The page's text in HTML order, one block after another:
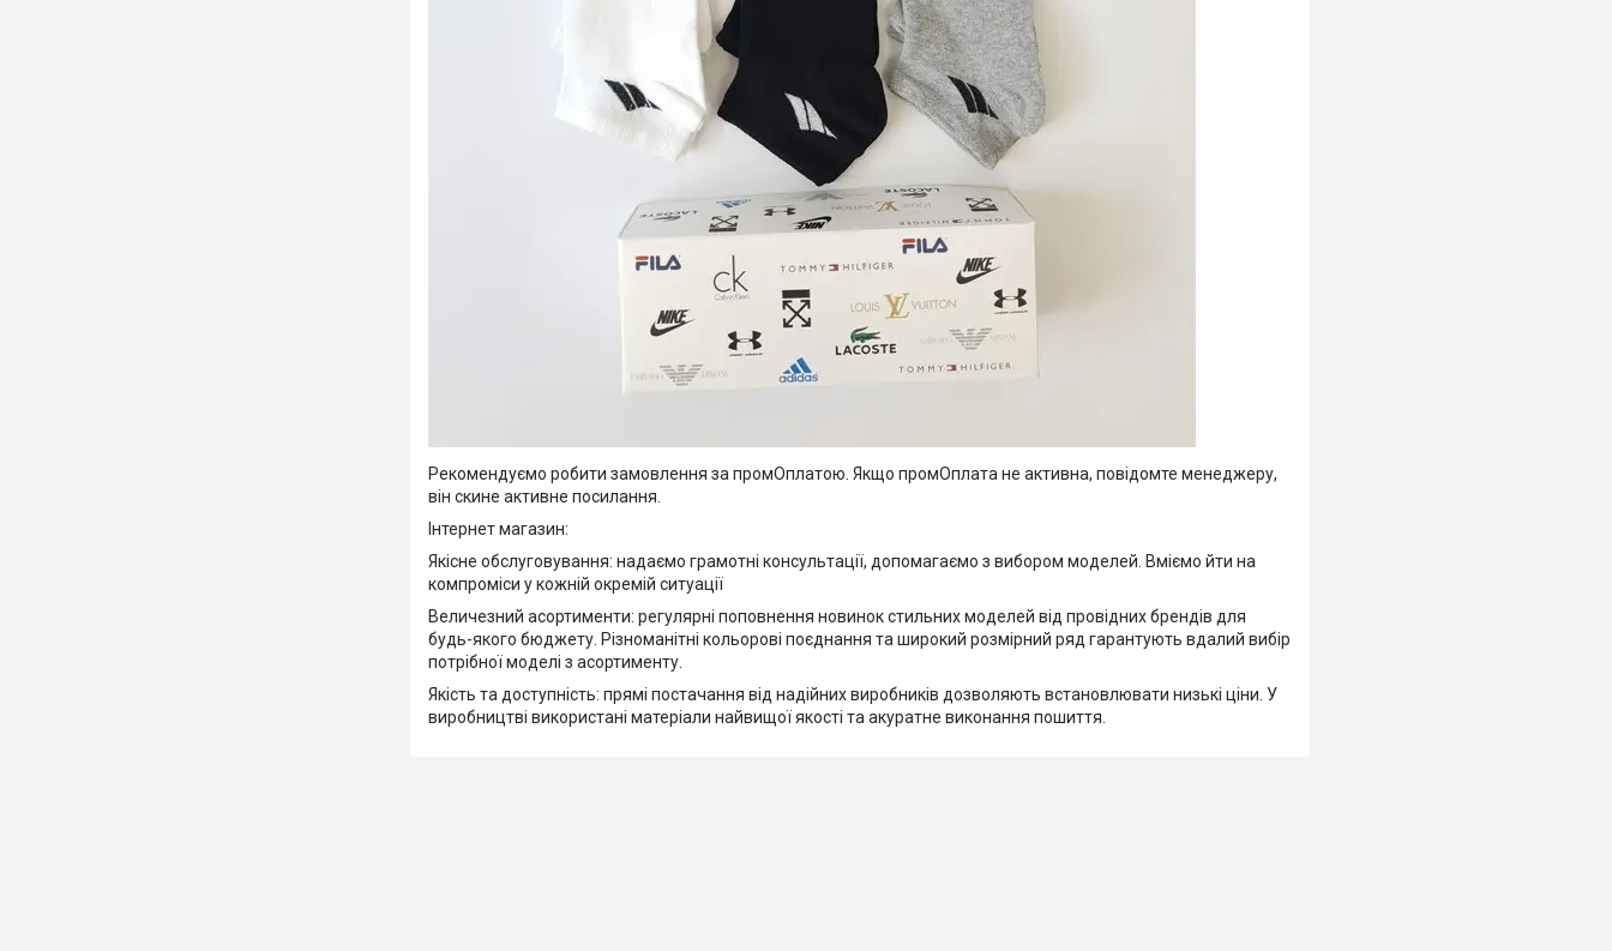
Рекомендуємо робити замовлення за промОплатою. Якщо промОплата не активна, повідомте менеджеру,
він скине активне посилання.
Інтернет магазин:
Якісне обслуговування: надаємо грамотні консультації, допомагаємо з вибором моделей. Вміємо йти на
компроміси у кожній окремій ситуації
Величезний асортименти: регулярні поповнення новинок стильних моделей від провідних брендів для
будь-якого бюджету. Різноманітні кольорові поєднання та широкий розмірний ряд гарантують вдалий вибір
потрібної моделі з асортименту.
Якість та доступність: прямі постачання від надійних виробників дозволяють встановлювати низькі ціни. У
виробництві використані матеріали найвищої якості та акуратне виконання пошиття.